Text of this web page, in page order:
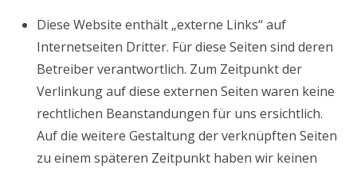
Diese Website enthält „externe Links“ auf
Internetseiten Dritter. Für diese Seiten sind deren
Betreiber verantwortlich. Zum Zeitpunkt der
Verlinkung auf diese externen Seiten waren keine
rechtlichen Beanstandungen für uns ersichtlich.
Auf die weitere Gestaltung der verknüpften Seiten
zu einem späteren Zeitpunkt haben wir keinen